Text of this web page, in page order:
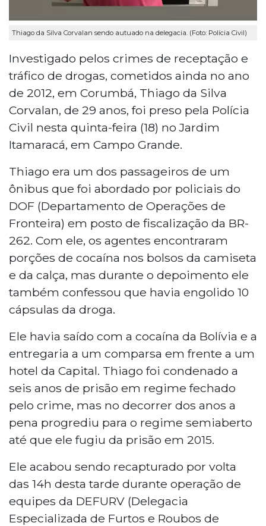
Thiago da Silva Corvalan sendo autuado na delegacia. (Foto: Polícia Civil)
Investigado pelos crimes de receptação e
tráfico de drogas, cometidos ainda no ano
de 2012, em Corumbá, Thiago da Silva
Corvalan, de 29 anos, foi preso pela Polícia
Civil nesta quinta-feira (18) no Jardim
Itamaracá, em Campo Grande.
Thiago era um dos passageiros de um
ônibus que foi abordado por policiais do
DOF (Departamento de Operações de
Fronteira) em posto de fiscalização da BR-
262. Com ele, os agentes encontraram
porções de cocaína nos bolsos da camiseta
e da calça, mas durante o depoimento ele
também confessou que havia engolido 10
cápsulas da droga.
Ele havia saído com a cocaína da Bolívia e a
entregaria a um comparsa em frente a um
hotel da Capital. Thiago foi condenado a
seis anos de prisão em regime fechado
pelo crime, mas no decorrer dos anos a
pena progrediu para o regime semiaberto
até que ele fugiu da prisão em 2015.
Ele acabou sendo recapturado por volta
das 14h desta tarde durante operação de
equipes da DEFURV (Delegacia
Especializada de Furtos e Roubos de